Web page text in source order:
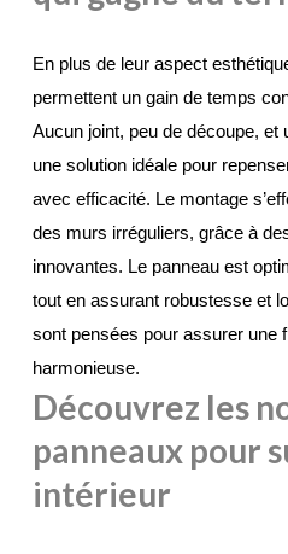
En plus de leur aspect
permettent un gain de temps
Aucun joint, peu de découpe, et
une solution idéale pour
avec efficacité. Le montage
des murs irréguliers, grâce à
innovantes. Le panneau est
tout en assurant robustesse et
sont pensées pour assurer une
harmonieuse.
Découvrez les
panneaux pour
intérieur